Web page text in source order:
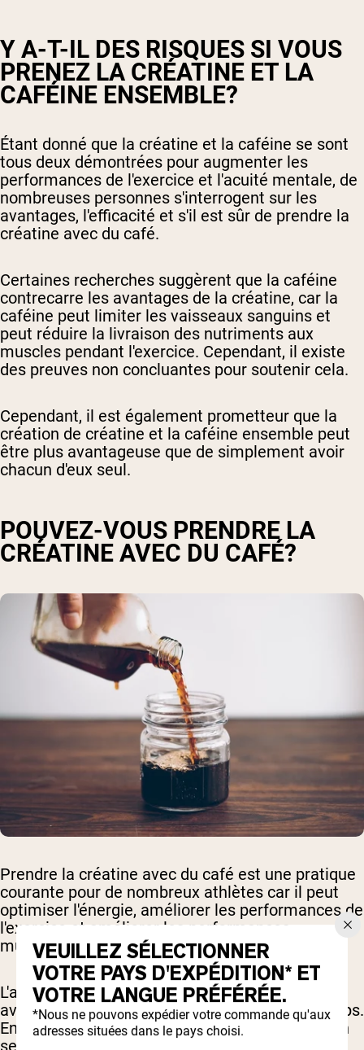
Y A-T-IL DES RISQUES SI VOUS
PRENEZ LA CRÉATINE ET LA
CAFÉINE ENSEMBLE?
Étant donné que la créatine et la caféine se sont
tous deux démontrées pour augmenter les
performances de l'exercice et l'acuité mentale, de
nombreuses personnes s'interrogent sur les
avantages, l'efficacité et s'il est sûr de prendre la
créatine avec du café.
Certaines recherches suggèrent que la caféine
contrecarre les avantages de la créatine, car la
caféine peut limiter les vaisseaux sanguins et
peut réduire la livraison des nutriments aux
muscles pendant l'exercice. Cependant, il existe
des preuves non concluantes pour soutenir cela.
Cependant, il est également prometteur que la
création de créatine et la caféine ensemble peut
être plus avantageuse que de simplement avoir
chacun d'eux seul.
POUVEZ-VOUS PRENDRE LA
CRÉATINE AVEC DU CAFÉ?
Prendre la créatine avec du café est une pratique
courante pour de nombreux athlètes car il peut
optimiser l'énergie, améliorer les performances de
l'exercice et améliorer les performances
musculaires.
L'ajout de créatine à la caféine ne devrait pas
avoir d'interactions défavorables dans votre corps.
En fait, les deux peuvent probablement très bien
se compléter.
VEUILLEZ SÉLECTIONNER
VOTRE PAYS D'EXPÉDITION* ET
VOTRE LANGUE PRÉFÉRÉE.
*Nous ne pouvons expédier votre commande qu'aux
adresses situées dans le pays choisi.